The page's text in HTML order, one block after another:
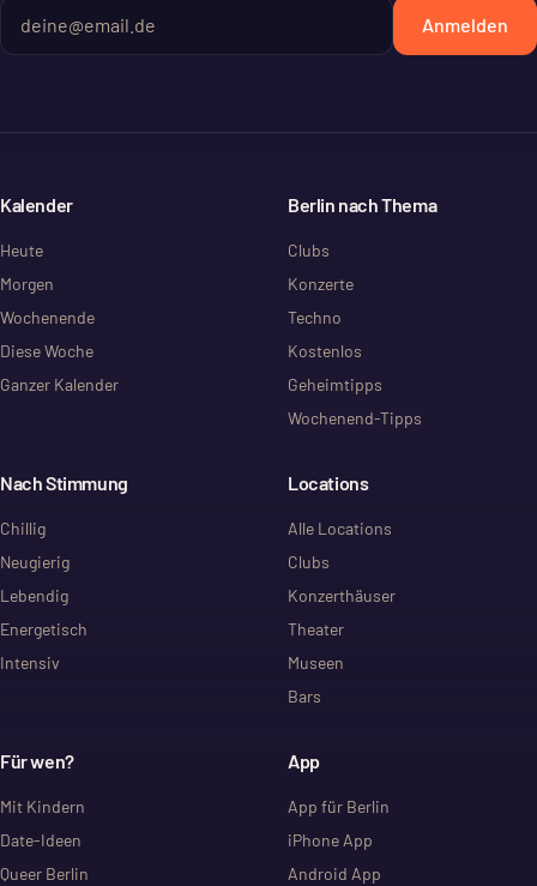
Anmelden
Kalender
Heute
Morgen
Wochenende
Diese Woche
Ganzer Kalender
Berlin nach Thema
Clubs
Konzerte
Techno
Kostenlos
Geheimtipps
Wochenend-Tipps
Nach Stimmung
Chillig
Neugierig
Lebendig
Energetisch
Intensiv
Locations
Alle Locations
Clubs
Konzerthäuser
Theater
Museen
Bars
Für wen?
Mit Kindern
Date-Ideen
Queer Berlin
App
App für Berlin
iPhone App
Android App